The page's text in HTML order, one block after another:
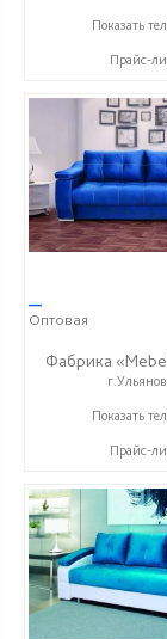
+7 (996) 219-
Показать
Прайс-
—
Оптовая
Фабрика
+7 (906) 140-
Показать
Прайс-